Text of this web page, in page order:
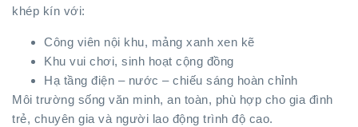
khép kín với:
Công viên nội khu, mảng xanh xen kẽ
Khu vui chơi, sinh hoạt cộng đồng
Hạ tầng điện – nước – chiếu sáng hoàn chỉnh
Môi trường sống văn minh, an toàn, phù hợp cho gia đình
trẻ, chuyên gia và người lao động trình độ cao.